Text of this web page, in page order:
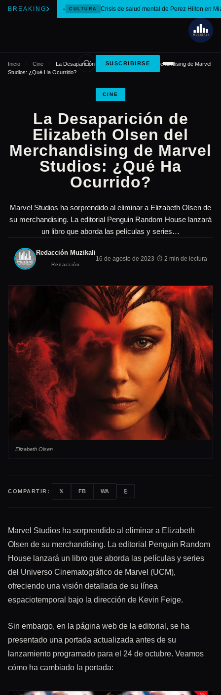
BREAKING CULTURA Crisis de salud mental de Perez Hilton en
SUSCRIBIRSE
Inicio Cine
La Desaparición de Elizabeth Olsen del Merchandising de Marvel
Studios: ¿Qué Ha Ocurrido?
CINE
La Desaparición de
Elizabeth Olsen del
Merchandising de Marvel
Studios: ¿Qué Ha
Ocurrido?
Marvel Studios ha sorprendido al eliminar a Elizabeth Olsen de
su merchandising. La editorial Penguin Random House lanzará
un libro que aborda las películas y series…
Redacción Muzikali
Redacción
16 de agosto de 2023 ·⏱ 2 min de lectura
Elizabeth Olsen
COMPARTIR: 𝕏 FB WA ⎘
Marvel Studios ha sorprendido al eliminar a Elizabeth
Olsen de su merchandising. La editorial Penguin Random
House lanzará un libro que aborda las películas y series
del Universo Cinematográfico de Marvel (UCM),
ofreciendo una visión detallada de su línea
espaciotemporal bajo la dirección de Kevin Feige.
Sin embargo, en la página web de la editorial, se ha
presentado una portada actualizada antes de su
lanzamiento programado para el 24 de octubre. Veamos
cómo ha cambiado la portada: